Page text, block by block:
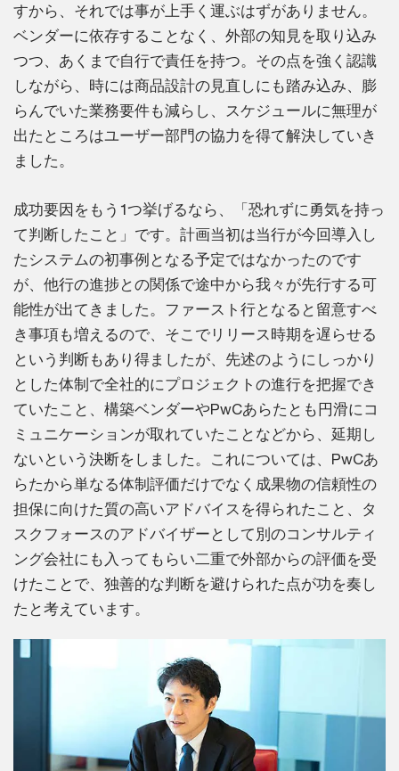
すから、それでは事が上手く運ぶはずがありません。
ベンダーに依存することなく、外部の知見を取り込み
つつ、あくまで自行で責任を持つ。その点を強く認識
しながら、時には商品設計の見直しにも踏み込み、膨
らんでいた業務要件も減らし、スケジュールに無理が
出たところはユーザー部門の協力を得て解決していき
ました。
成功要因をもう1つ挙げるなら、「恐れずに勇気を持っ
て判断したこと」です。計画当初は当行が今回導入し
たシステムの初事例となる予定ではなかったのです
が、他行の進捗との関係で途中から我々が先行する可
能性が出てきました。ファースト行となると留意すべ
き事項も増えるので、そこでリリース時期を遅らせる
という判断もあり得ましたが、先述のようにしっかり
とした体制で全社的にプロジェクトの進行を把握でき
ていたこと、構築ベンダーやPwCあらたとも円滑にコ
ミュニケーションが取れていたことなどから、延期し
ないという決断をしました。これについては、PwCあ
らたから単なる体制評価だけでなく成果物の信頼性の
担保に向けた質の高いアドバイスを得られたこと、タ
スクフォースのアドバイザーとして別のコンサルティ
ング会社にも入ってもらい二重で外部からの評価を受
けたことで、独善的な判断を避けられた点が功を奏し
たと考えています。